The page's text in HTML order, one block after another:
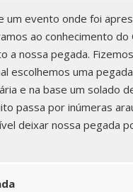
um evento onde foi
ao conhecimento do
a nossa pegada.
escolhemos uma
e na base um solado
passa por inúmeras
deixar nossa pegada